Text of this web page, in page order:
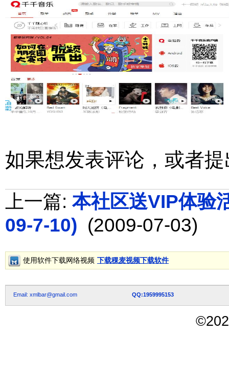
如果想发表评论，或者
上一篇: 本社区送VIP体验
09-7-10) (2009-07-03)
使用软件下载网络视频 下载稞麦视频下载软件
Email: xmlbar@gmail.com QQ:1959995153
©